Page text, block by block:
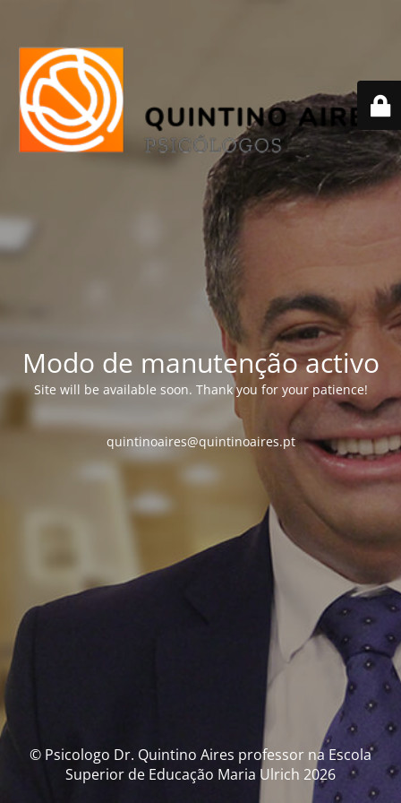
Modo de manutenção activo
Site will be available soon. Thank you for your patience!
quintinoaires@quintinoaires.pt
© Psicologo Dr. Quintino Aires professor na Escola
Superior de Educação Maria Ulrich 2026